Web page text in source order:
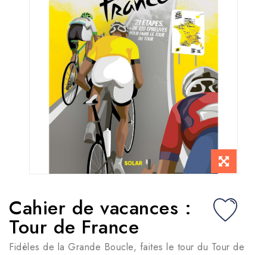
Cahier de vacances :
Tour de France
Fidèles de la Grande Boucle, faites le tour du Tour de